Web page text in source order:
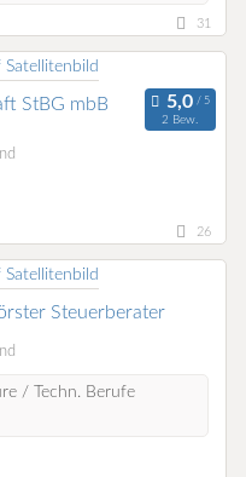
31
StBG mbB
2 Bew.
26
Steuerberater
/ Techn. Berufe